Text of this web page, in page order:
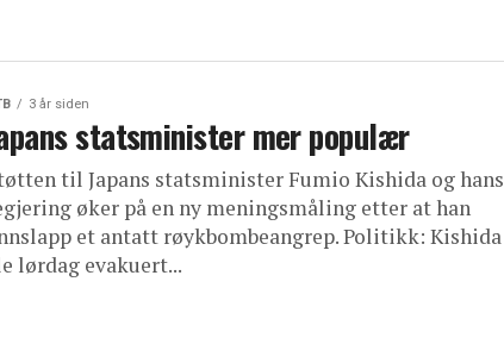
3 år siden
statsminister mer populær
til Japans statsminister Fumio Kishida og hans
øker på en ny meningsmåling etter at han
et antatt røykbombeangrep. Politikk: Kishida
lørdag evakuert...